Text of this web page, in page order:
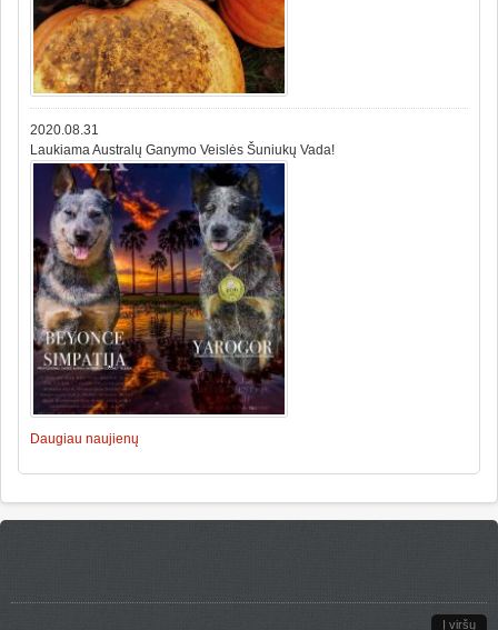
2020.08.31
Laukiama Australų Ganymo Veislės Šuniukų Vada!
Daugiau naujienų
Į viršų